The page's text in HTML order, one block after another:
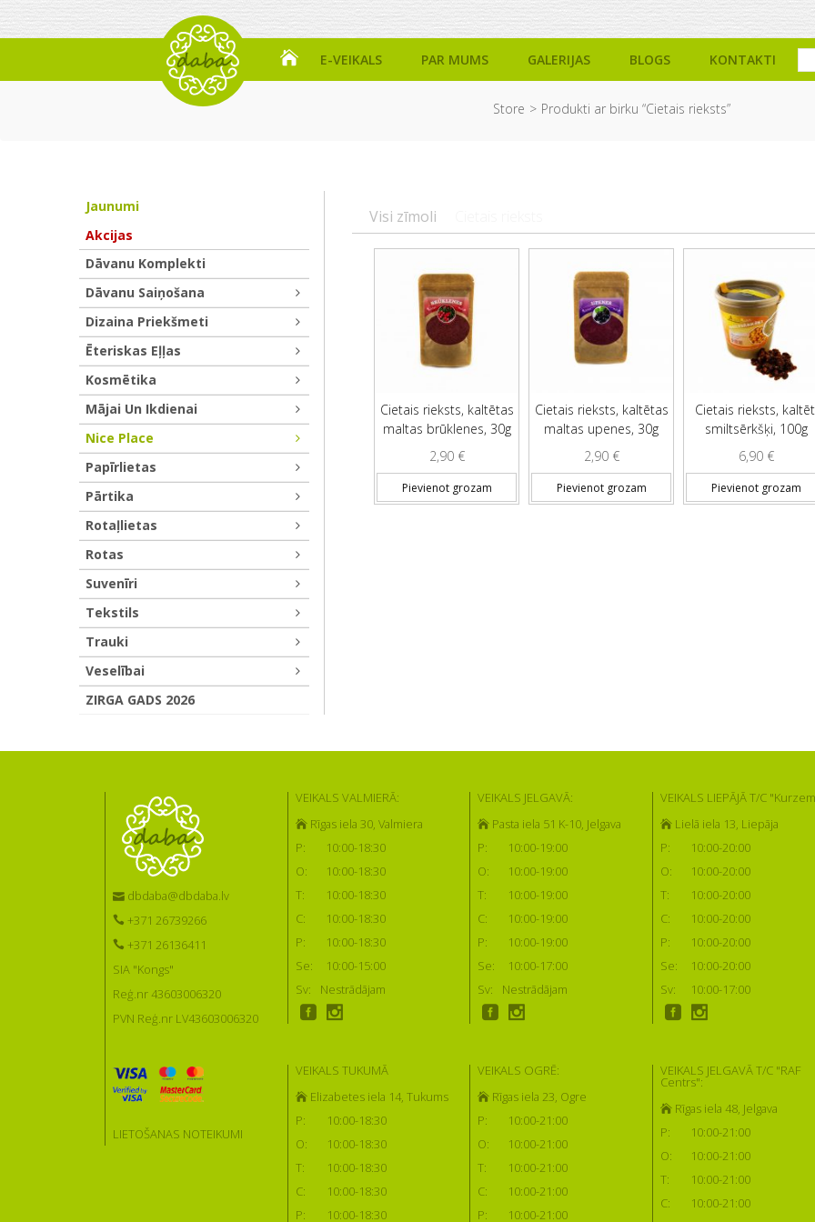
E-VEIKALS PAR MUMS GALERIJAS BLOGS KONTAKTI
Store Produkti ar birku “Cietais rieksts”
Visi zīmoli
Cietais rieksts, kaltētas
maltas brūklenes, 30g
2,90 €
Pievienot grozam
Cietais rieksts, kaltētas
maltas upenes, 30g
2,90 €
Pievienot grozam
Cietais rieksts,
smiltsērkšķi, 100g
6,90 €
Pievienot grozam
Jaunumi
Akcijas
Dāvanu Komplekti
Dāvanu Saiņošana
Dizaina Priekšmeti
Ēteriskas Eļļas
Kosmētika
Mājai Un Ikdienai
Nice Place
Papīrlietas
Pārtika
Rotaļlietas
Rotas
Suvenīri
Tekstils
Trauki
Veselībai
ZIRGA GADS 2026
dbdaba@dbdaba.lv
+371 26739266
+371 26136411
SIA "Kongs"
Reģ.nr 43603006320
PVN Reģ.nr LV43603006320
LIETOŠANAS NOTEIKUMI
VEIKALS VALMIERĀ:
Rīgas iela 30, Valmiera
P:
10:00-18:30
O:
10:00-18:30
T:
10:00-18:30
C:
10:00-18:30
P:
10:00-18:30
Se:
10:00-15:00
Sv:
Nestrādājam
VEIKALS JELGAVĀ:
Pasta iela 51 K-10, Jelgava
P:
10:00-19:00
O:
10:00-19:00
T:
10:00-19:00
C:
10:00-19:00
P:
10:00-19:00
Se:
10:00-17:00
Sv:
Nestrādājam
VEIKALS LIEPĀJĀ T/C
Lielā iela 13, Liepāja
P:
10:00-20:00
O:
10:00-20:00
T:
10:00-20:00
C:
10:00-20:00
P:
10:00-20:00
Se:
10:00-20:00
Sv:
10:00-17:00
VEIKALS TUKUMĀ
Elizabetes iela 14, Tukums
P:
10:00-18:30
O:
10:00-18:30
T:
10:00-18:30
C:
10:00-18:30
P:
10:00-18:30
VEIKALS OGRĒ:
Rīgas iela 23, Ogre
P:
10:00-21:00
O:
10:00-21:00
T:
10:00-21:00
C:
10:00-21:00
P:
10:00-21:00
VEIKALS JELGAVĀ T/C "RAF
Centrs":
Rīgas iela 48, Jelgava
P:
10:00-21:00
O:
10:00-21:00
T:
10:00-21:00
C:
10:00-21:00